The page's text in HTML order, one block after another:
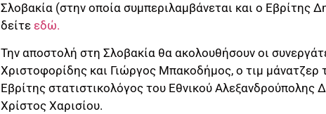
Σλοβακία (στην οποία συμπεριλαμβάνεται και ο Εβρίτης
δείτε εδώ.
Την αποστολή στη Σλοβακία θα ακολουθήσουν οι
Χριστοφορίδης και Γιώργος Μπακοδήμος, ο τιμ
Εβρίτης στατιστικολόγος του Εθνικού
Χρίστος Χαρισίου.